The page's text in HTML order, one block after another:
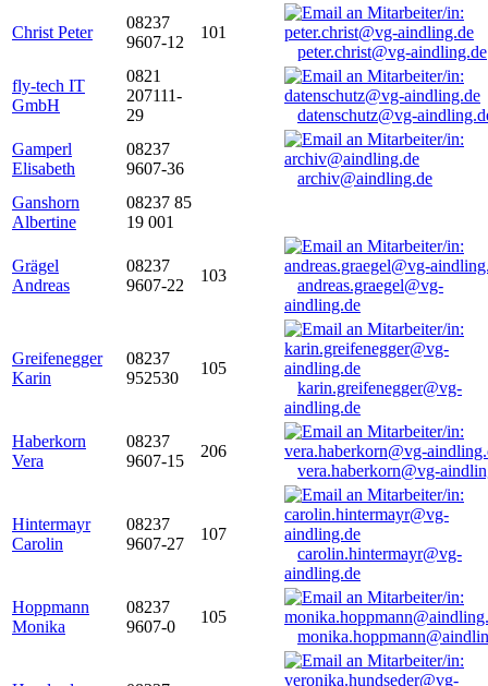
Christ Peter
08237
9607-12
101
peter.christ@vg-aindling.de
fly-tech IT
GmbH
0821
207111-
29
datenschutz@vg-
Gamperl
Elisabeth
08237
9607-36
archiv@aindling.de
Ganshorn
Albertine
08237 85
19 001
Grägel
Andreas
08237
9607-22
103
andreas.graegel@vg-
aindling.de
Greifenegger
Karin
08237
952530
105
karin.greifenegger@vg-
aindling.de
Haberkorn
Vera
08237
9607-15
206
vera.haberkorn@vg-
Hintermayr
Carolin
08237
9607-27
107
carolin.hintermayr@vg-
aindling.de
Hoppmann
Monika
08237
9607-0
105